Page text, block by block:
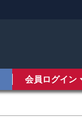
会員ログイン